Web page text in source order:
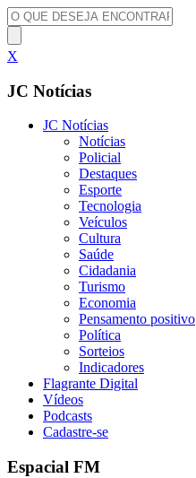
X
JC Notícias
JC Notícias
Notícias
Policial
Destaques
Esporte
Tecnologia
Veículos
Cultura
Saúde
Cidadania
Turismo
Economia
Pensamento positivo
Política
Sorteios
Indicadores
Flagrante Digital
Vídeos
Podcasts
Cadastre-se
Espacial FM